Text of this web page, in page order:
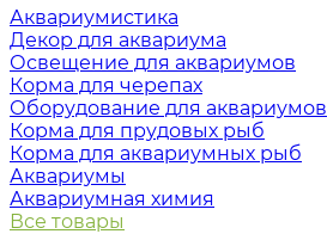
Аквариумистика
Декор для аквариума
Освещение для аквариумов
Корма для черепах
Оборудование для аквариумов
Корма для прудовых рыб
Корма для аквариумных рыб
Аквариумы
Аквариумная химия
Все товары